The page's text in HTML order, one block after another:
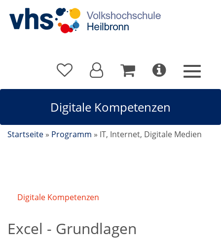
Digitale Kompetenzen
Startseite » Programm » IT, Internet, Digitale Medien
Digitale Kompetenzen
Excel - Grundlagen